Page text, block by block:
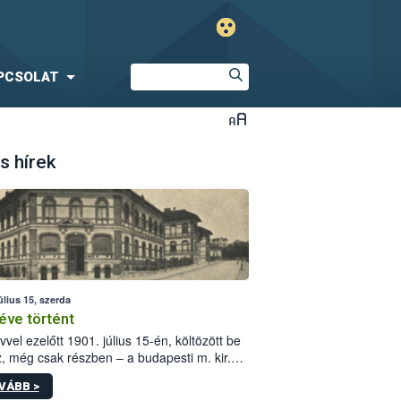
hírek
15, szerda
történt
ezelőtt 1901. július 15-én, költözött be
még csak részben – a budapesti m. kir.
állomás a Kis Rókus utca
alatti, Czigler Győző által tervezett új
>